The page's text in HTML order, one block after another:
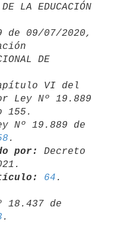
LA EDUCACIÓN
de 09/07/2020,
DE
VI del
Nº 19.889
Nº 19.889 de
.
por:
64
18.437 de